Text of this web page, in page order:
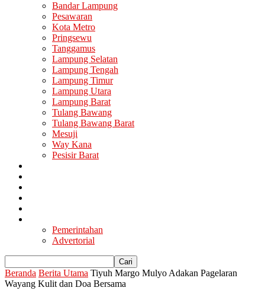
Bandar Lampung
Pesawaran
Kota Metro
Pringsewu
Tanggamus
Lampung Selatan
Lampung Tengah
Lampung Timur
Lampung Utara
Lampung Barat
Tulang Bawang
Tulang Bawang Barat
Mesuji
Way Kana
Pesisir Barat
Pemerintahan
Advertorial
Beranda Berita Utama Tiyuh Margo Mulyo Adakan Pagelaran
Wayang Kulit dan Doa Bersama